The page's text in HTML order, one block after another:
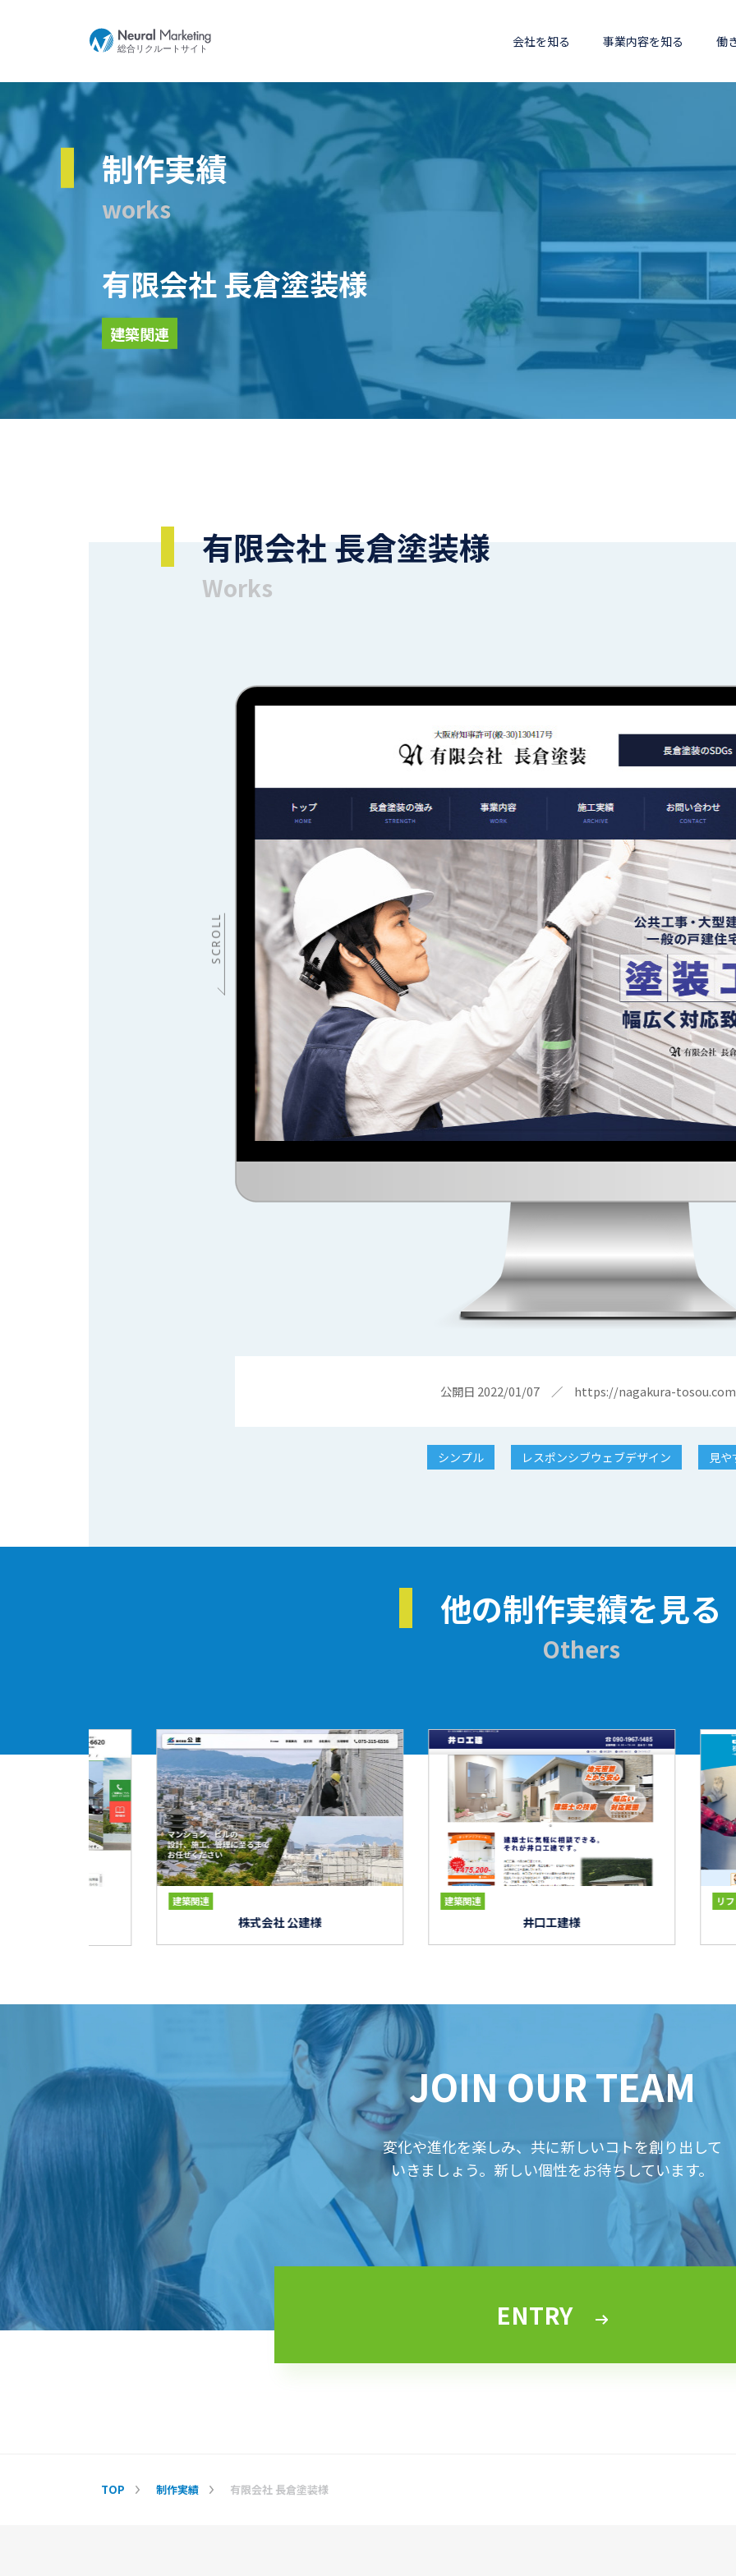
会社を知る 事業内容を知る 働
制作実績
works
有限会社 長倉塗装様
建築関連
有限会社 長倉塗装様
Works
公開日 2022/01/07 ／ https://nagakura-
シンプル レスポンシブウェブデザイン 見
他の制作実績を見る
Others
建築関連
井口工建様
リフォーム関連
株式会社 北陸装研様
リ
JOIN OUR TEAM
変化や進化を楽しみ、共に新しいコトを創り出して
いきましょう。新しい個性をお待ちしています。
ENTRY
TOP 制作実績 有限会社 長倉塗装様